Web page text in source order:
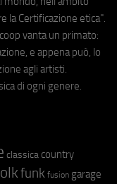
la Certificazione etica".
vanta un primato:
e appena può, lo
agli artisti.
di ogni genere.
classica country
funk fusion garage